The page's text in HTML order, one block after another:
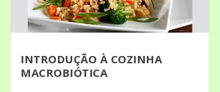
INTRODUÇÃO À COZINHA
MACROBIÓTICA